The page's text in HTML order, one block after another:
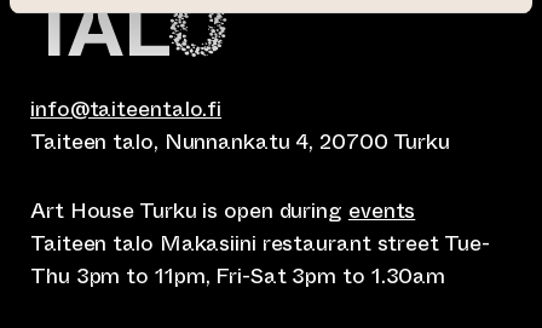
info@taiteentalo.fi
Taiteen talo, Nunnankatu 4, 20700 Turku
Art House Turku is open during events
Taiteen talo Makasiini restaurant street Tue-
Thu 3pm to 11pm, Fri-Sat 3pm to 1.30am